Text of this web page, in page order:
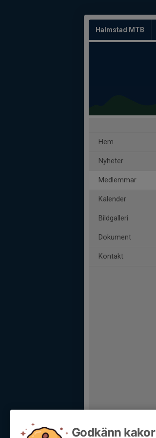
Halmstad MTB
Hem
Nyheter
Medlemmar
Kalender
Bildgalleri
Dokument
Kontakt
Godkänn kakor